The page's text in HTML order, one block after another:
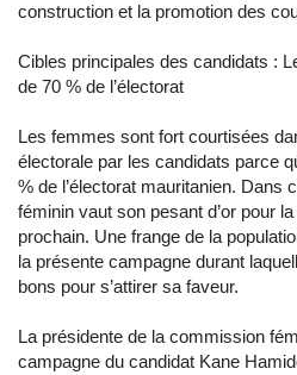
construction et la promotion des
Cibles principales des candidats :
de 70 % de l’électorat
Les femmes sont fort courtisées
électorale par les candidats parce
% de l’électorat mauritanien. Dans
féminin vaut son pesant d’or pour
prochain. Une frange de la
la présente campagne durant
bons pour s’attirer sa faveur.
La présidente de la commission
campagne du candidat Kane